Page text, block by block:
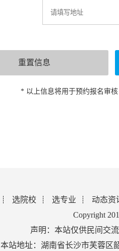
* 以上信息将用于预约报名审
选院校 选专业
动态资
Copyright
声明：本站仅供民间交
本站地址：湖南省长沙市芙蓉区